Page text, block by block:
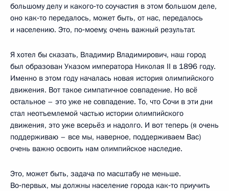
большому делу и какого‑то соучастия в этом большом деле,
оно как‑то передалось, может быть, от нас, передалось
и населению. Это, по‑моему, очень важный результат.
Я хотел бы сказать, Владимир Владимирович, наш город
был образован Указом императора Николая II в 1896 году.
Именно в этом году началась новая история олимпийского
движения. Вот такое симпатичное совпадение. Но всё
остальное – это уже не совпадение. То, что Сочи в эти дни
стал неотъемлемой частью истории олимпийского
движения, это уже всерьёз и надолго. И вот теперь (я очень
поддерживаю – все мы, наверное, поддерживаем Вас)
очень важно освоить нам олимпийское наследие.
Это, может быть, задача по масштабу не меньше.
Во‑первых, мы должны население города как‑то приучить